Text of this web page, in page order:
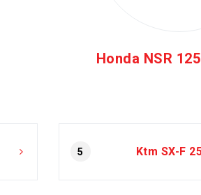
Honda NSR
5 Ktm SX-F